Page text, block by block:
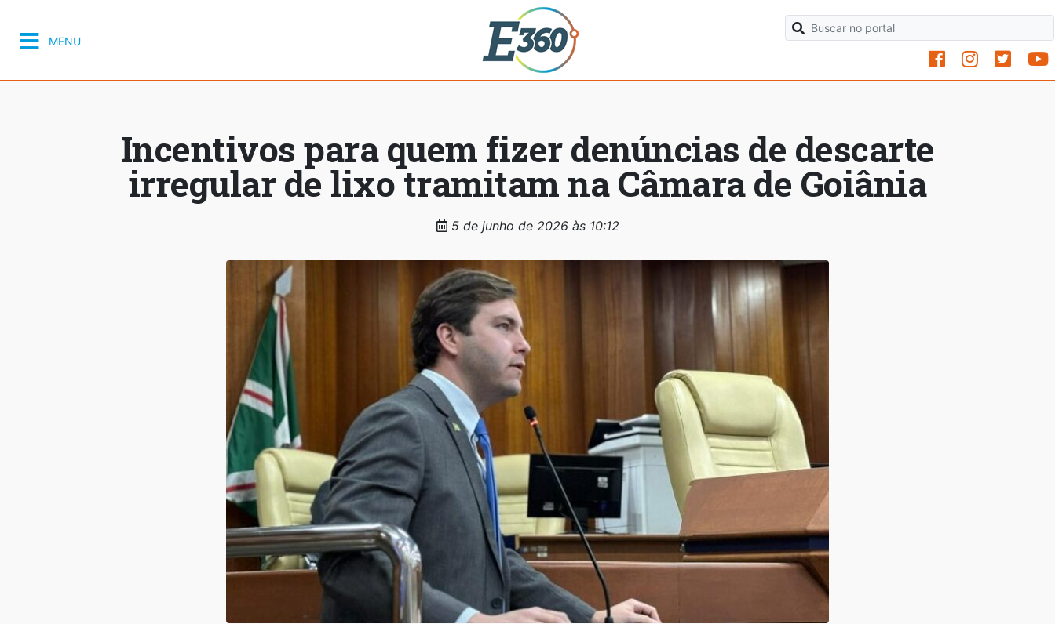
MENU
Incentivos para quem fizer denúncias de descarte
irregular de lixo tramitam na Câmara de Goiânia
5 de junho de 2026 às 10:12